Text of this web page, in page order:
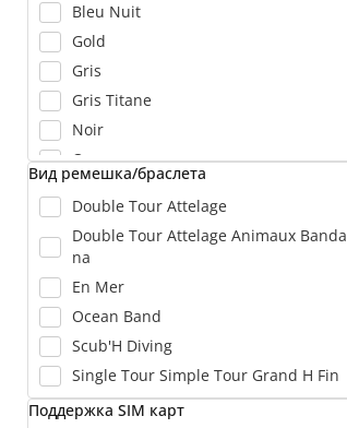
Bleu Nuit
Gold
Gris
Gris Titane
Noir
Orange
Vert Moyen
Вид ремешка/браслета
Double Tour Attelage
Double Tour Attelage Animaux Banda
na
En Mer
Ocean Band
Scub'H Diving
Single Tour Simple Tour Grand H Fin
Поддержка SIM карт